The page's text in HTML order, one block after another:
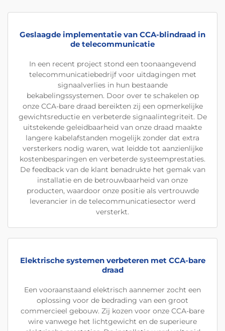
Geslaagde implementatie van CCA-blindraad in
de telecommunicatie
In een recent project stond een toonaangevend
telecommunicatiebedrijf voor uitdagingen met
signaalverlies in hun bestaande
bekabelingssystemen. Door over te schakelen op
onze CCA-bare draad bereikten zij een opmerkelijke
gewichtsreductie en verbeterde signaalintegriteit. De
uitstekende geleidbaarheid van onze draad maakte
langere kabelafstanden mogelijk zonder dat extra
versterkers nodig waren, wat leidde tot aanzienlijke
kostenbesparingen en verbeterde systeemprestaties.
De feedback van de klant benadrukte het gemak van
installatie en de betrouwbaarheid van onze
producten, waardoor onze positie als vertrouwde
leverancier in de telecommunicatiesector werd
versterkt.
Elektrische systemen verbeteren met CCA-bare
draad
Een vooraanstaand elektrisch aannemer zocht een
oplossing voor de bedrading van een groot
commercieel gebouw. Zij kozen voor onze CCA-bare
wire vanwege het lichtgewicht en de superieure